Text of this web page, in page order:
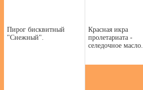
Пирог бисквитный
"Снежный".
Красная икра
пролетариата -
селедочное масло.